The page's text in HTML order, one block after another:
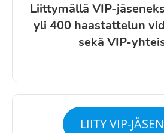
Liittymällä VIP-
yli 400 haastattelun
sekä VIP-
LIITY VIP-